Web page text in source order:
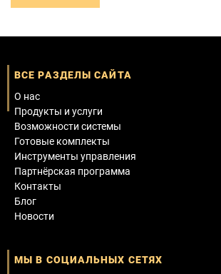
ВСЕ РАЗДЕЛЫ САЙТА
О нас
Продукты и услуги
Возможности системы
Готовые комплекты
Инструменты управления
Партнёрская программа
Контакты
Блог
Новости
МЫ В СОЦИАЛЬНЫХ СЕТЯХ